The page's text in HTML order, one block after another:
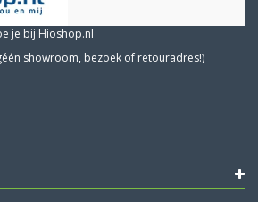
je bij Hioshop.nl
showroom, bezoek of retouradres!)